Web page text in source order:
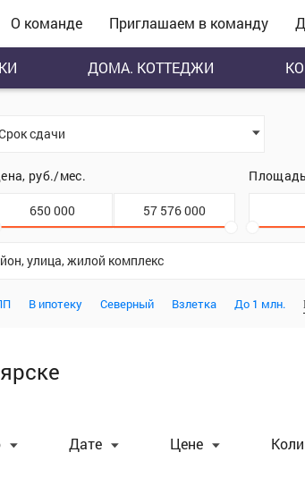
О команде Приглашаем в команду
ДОМА. КОТТЕДЖИ
сдачи
руб./мес.
улица, жилой комплекс
В ипотеку Северный Взлетка До 1 млн.
Дате Цене